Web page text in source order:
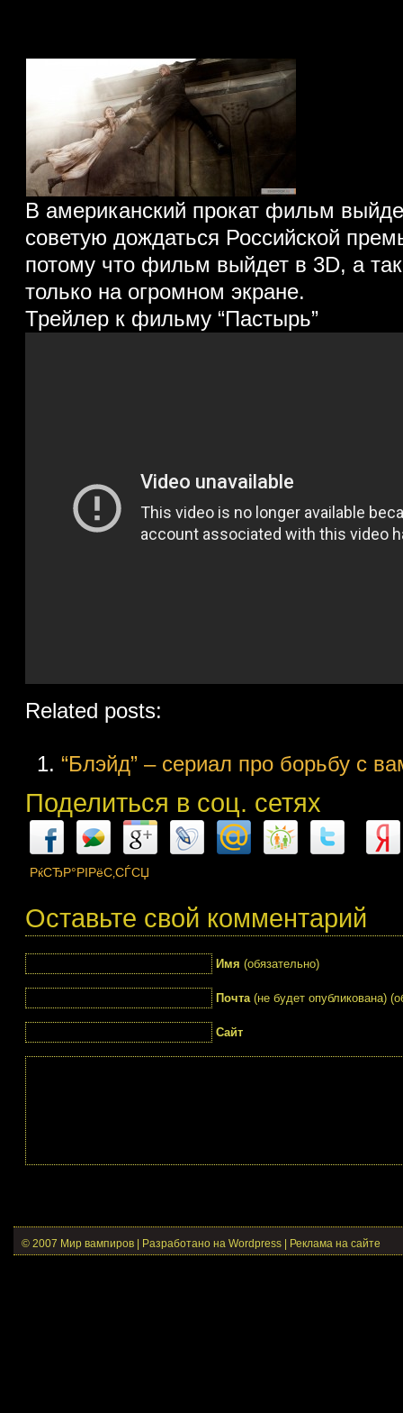
В американский прокат фильм
советую дождаться Российской
потому что фильм выйдет в 3D, а
только на огромном экране.
Трейлер к фильму “Пастырь”
Related posts:
“Блэйд” – сериал про борьбу с
Поделиться в соц. сетях
РќСЂР°РІРёС‚СЃСЏ
Оставьте свой комментарий
Имя (обязательно)
Почта(не будет опубликована)
Сайт
© 2007 Мир вампиров | Разработано на Wordpress | Реклама на сайте